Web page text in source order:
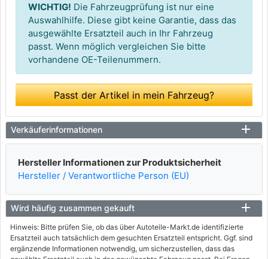
WICHTIG! Die Fahrzeugprüfung ist nur eine
Auswahlhilfe. Diese gibt keine Garantie, dass das
ausgewählte Ersatzteil auch in Ihr Fahrzeug
passt. Wenn möglich vergleichen Sie bitte
vorhandene OE-Teilenummern.
Passt der Artikel in mein Fahrzeug?
Verkäuferinformationen
Hersteller Informationen zur Produktsicherheit
Hersteller / Verantwortliche Person (EU)
Wird häufig zusammen gekauft
Hinweis: Bitte prüfen Sie, ob das über Autoteile-Markt.de identifizierte
Ersatzteil auch tatsächlich dem gesuchten Ersatzteil entspricht. Ggf. sind
ergänzende Informationen notwendig, um sicherzustellen, dass das